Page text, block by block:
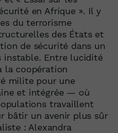
en Afrique ». Il y
du terrorisme
des États et
de sécurité dans un
instable. Entre lucidité
la coopération
milite pour une
et intégrée — où
travaillent
bâtir un avenir plus sûr
: Alexandra